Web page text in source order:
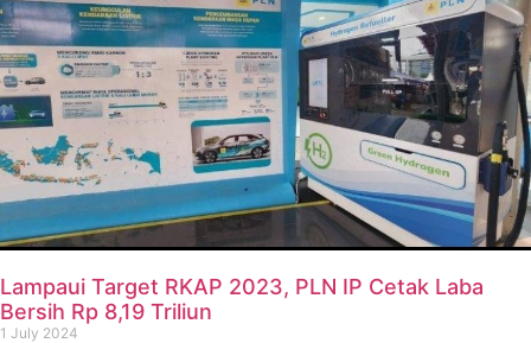
Lampaui Target RKAP 2023, PLN IP Cetak Laba
Bersih Rp 8,19 Triliun
1 July 2024